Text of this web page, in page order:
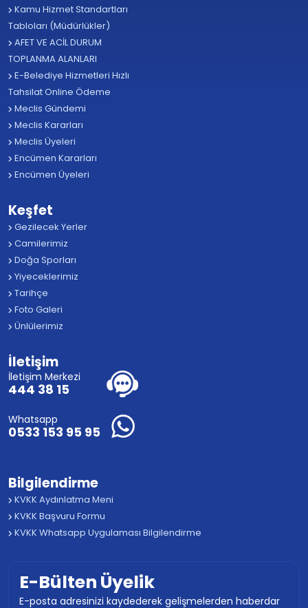
Kamu Hizmet Standartları
Tabloları (Müdürlükler)
AFET VE ACİL DURUM
TOPLANMA ALANLARI
E-Belediye Hizmetleri Hızlı
Tahsilat Online Ödeme
Meclis Gündemi
Meclis Kararları
Meclis Üyeleri
Encümen Kararları
Encümen Üyeleri
Keşfet
Gezilecek Yerler
Camilerimiz
Doğa Sporları
Yiyeceklerimiz
Tarihçe
Foto Galeri
Ünlülerimiz
İletişim
İletişim Merkezi
444 38 15
Whatsapp
0533 153 95 95
Bilgilendirme
KVKK Aydınlatma Meni
KVKK Başvuru Formu
KVKK Whatsapp Uygulaması Bilgilendirme
E-Bülten Üyelik
E-posta adresinizi kaydederek gelişmelerden haberdar